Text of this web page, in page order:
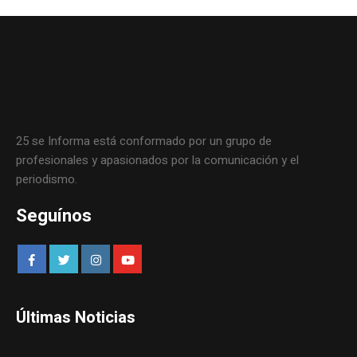
25 se Informa está conformado por un grupo de
profesionales y apasionados por la comunicación y el
periodismo.
Seguínos
Últimas Noticias